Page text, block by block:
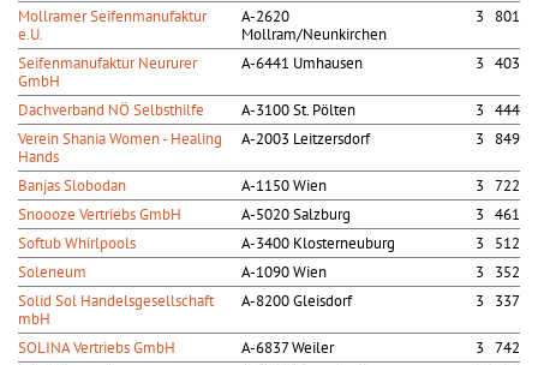
Mollramer Seifenmanufaktur
e.U.
A-2620
Mollram/Neunkirchen
3 801
Seifenmanufaktur Neururer
GmbH
A-6441 Umhausen 3 403
Dachverband NÖ Selbsthilfe A-3100 St. Pölten
3 444
Verein Shania Women - Healing
Hands
A-2003 Leitzersdorf 3 849
Banjas Slobodan A-1150 Wien
3 722
Snoooze Vertriebs GmbH
A-5020 Salzburg
3 461
Softub Whirlpools
A-3400 Klosterneuburg
3 512
Soleneum
A-1090 Wien
3 352
Solid Sol Handelsgesellschaft
mbH
A-8200 Gleisdorf 3 337
SOLINA Vertriebs GmbH A-6837 Weiler
3 742